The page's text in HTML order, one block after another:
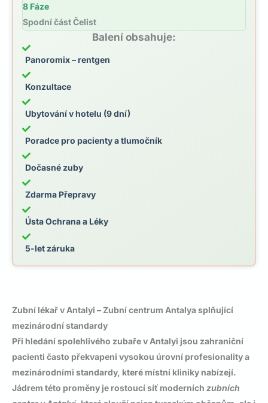
8 Fáze
Spodní část Čelist
Balení obsahuje:
Panoromix – rentgen
Konzultace
Ubytování v hotelu (9 dní)
Poradce pro pacienty a tlumočník
Dočasné zuby
Zdarma Přepravy
Ústa Ochrana a Léky
5-let záruka
Zubní lékař v Antalyi – Zubní centrum Antalya splňující
mezinárodní standardy
Při hledání spolehlivého zubaře v Antalyi jsou zahraniční
pacienti často překvapeni vysokou úrovní profesionality a
mezinárodními standardy, které místní kliniky nabízejí.
Jádrem této proměny je rostoucí síť moderních zubních